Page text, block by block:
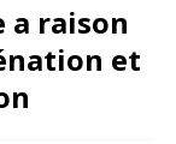
a raison
et